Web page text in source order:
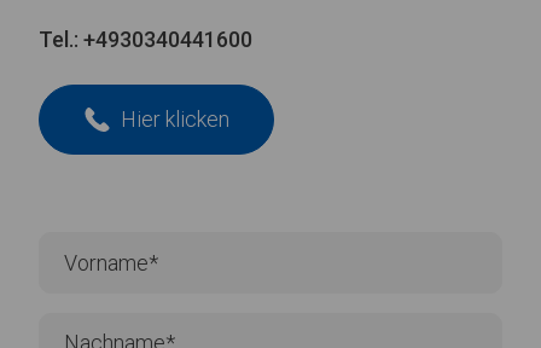
Tel.: +4930340441600
Hier klicken